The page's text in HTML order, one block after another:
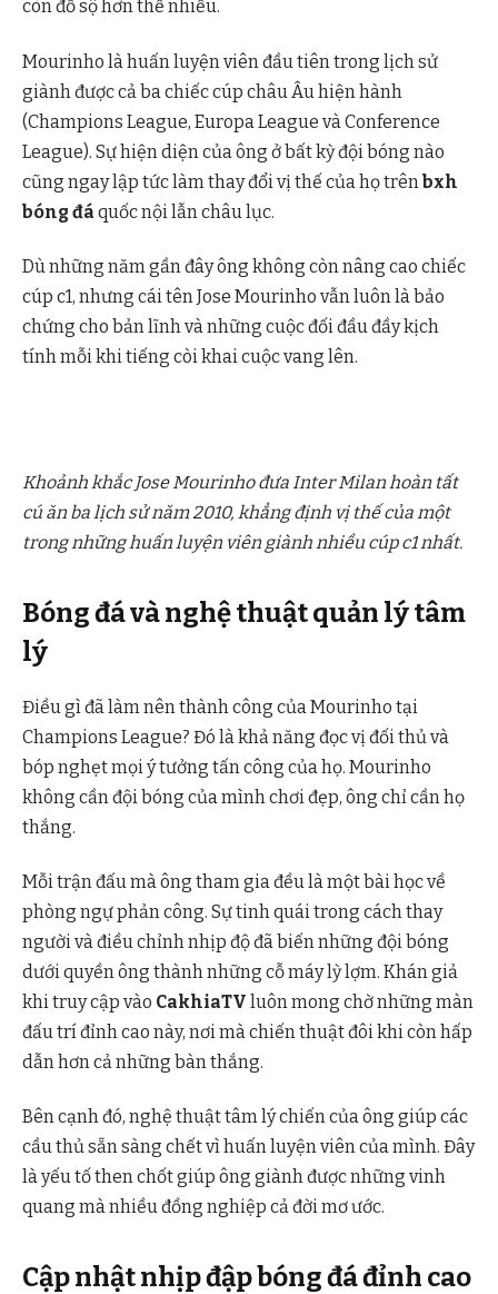
còn đồ sộ hơn thế nhiều.
Mourinho là huấn luyện viên đầu tiên trong lịch sử
giành được cả ba chiếc cúp châu Âu hiện hành
(Champions League, Europa League và Conference
League). Sự hiện diện của ông ở bất kỳ đội bóng nào
cũng ngay lập tức làm thay đổi vị thế của họ trên bxh
bóng đá quốc nội lẫn châu lục.
Dù những năm gần đây ông không còn nâng cao chiếc
cúp c1, nhưng cái tên Jose Mourinho vẫn luôn là bảo
chứng cho bản lĩnh và những cuộc đối đầu đầy kịch
tính mỗi khi tiếng còi khai cuộc vang lên.
Khoảnh khắc Jose Mourinho đưa Inter Milan hoàn tất
cú ăn ba lịch sử năm 2010, khẳng định vị thế của một
trong những huấn luyện viên giành nhiều cúp c1 nhất.
Bóng đá và nghệ thuật quản lý tâm
lý
Điều gì đã làm nên thành công của Mourinho tại
Champions League? Đó là khả năng đọc vị đối thủ và
bóp nghẹt mọi ý tưởng tấn công của họ. Mourinho
không cần đội bóng của mình chơi đẹp, ông chỉ cần họ
thắng.
Mỗi trận đấu mà ông tham gia đều là một bài học về
phòng ngự phản công. Sự tinh quái trong cách thay
người và điều chỉnh nhịp độ đã biến những đội bóng
dưới quyền ông thành những cỗ máy lỳ lợm. Khán giả
khi truy cập vào CakhiaTV luôn mong chờ những màn
đấu trí đỉnh cao này, nơi mà chiến thuật đôi khi còn hấp
dẫn hơn cả những bàn thắng.
Bên cạnh đó, nghệ thuật tâm lý chiến của ông giúp các
cầu thủ sẵn sàng chết vì huấn luyện viên của mình. Đây
là yếu tố then chốt giúp ông giành được những vinh
quang mà nhiều đồng nghiệp cả đời mơ ước.
Cập nhật nhịp đập bóng đá đỉnh cao